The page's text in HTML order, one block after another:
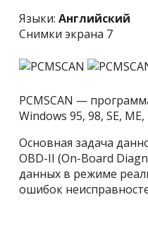
Языки: Английский
Снимки экрана 7
PCMSCAN —
Windows 95, 98, SE,
Основная задача
OBD-II (On-Board
данных в режиме
ошибок